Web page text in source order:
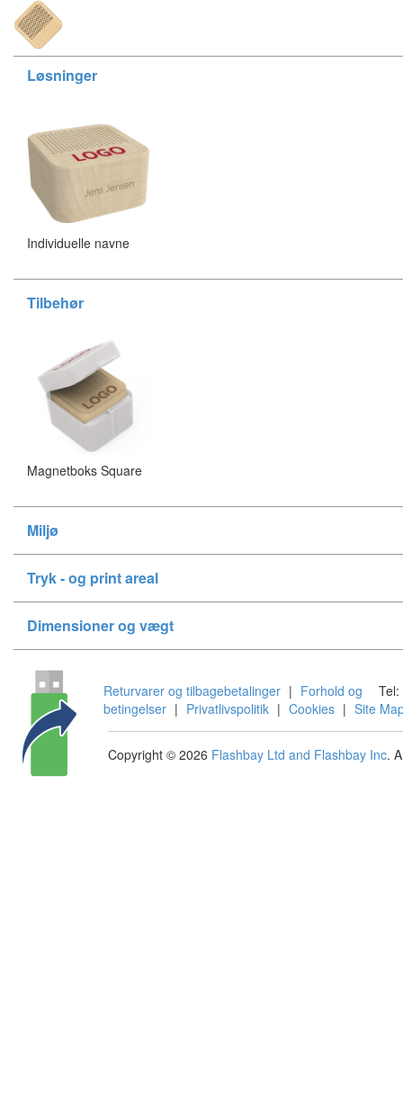
Løsninger
Individuelle navne
Tilbehør
Magnetboks Square
Miljø
Tryk - og print areal
Dimensioner og vægt
Tel:
Returvarer og tilbagebetalinger | Forhold og
betingelser | Privatlivspolitik | Cookies | Site
Copyright © 2026 Flashbay Ltd and Flashbay Inc.